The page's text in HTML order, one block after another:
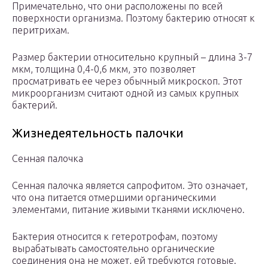
Примечательно, что они расположены по всей
поверхности организма. Поэтому бактерию относят к
перитрихам.
Размер бактерии относительно крупный – длина 3-7
мкм, толщина 0,4-0,6 мкм, это позволяет
просматривать ее через обычный микроскоп. Этот
микроорганизм считают одной из самых крупных
бактерий.
Жизнедеятельность палочки
Сенная палочка
Сенная палочка является сапрофитом. Это означает,
что она питается отмершими органическими
элементами, питание живыми тканями исключено.
Бактерия относится к гетеротрофам, поэтому
вырабатывать самостоятельно органические
соединения она не может, ей требуются готовые.